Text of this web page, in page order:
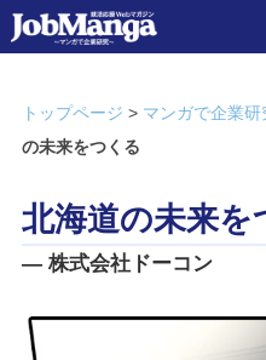
トップページ > マンガで企業研
の未来をつくる
北海道の未来を
― 株式会社ドーコン